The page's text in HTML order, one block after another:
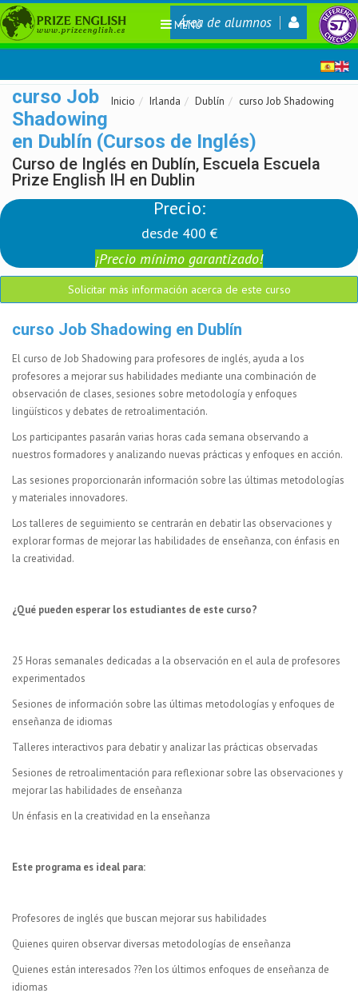
Área de alumnos
MENÚ
Inicio Irlanda Dublín curso Job Shadowing
curso Job
Shadowing
en Dublín (Cursos de Inglés)
Curso de Inglés en Dublín, Escuela Escuela
Prize English IH en Dublin
Precio:
desde 400 €
¡Precio mínimo garantizado!
Solicitar más información acerca de este curso
curso Job Shadowing en Dublín
El curso de Job Shadowing para profesores de inglés, ayuda a los
profesores a mejorar sus habilidades mediante una combinación de
observación de clases, sesiones sobre metodología y enfoques
lingüísticos y debates de retroalimentación.
Los participantes pasarán varias horas cada semana observando a
nuestros formadores y analizando nuevas prácticas y enfoques en acción.
Las sesiones proporcionarán información sobre las últimas metodologías
y materiales innovadores.
Los talleres de seguimiento se centrarán en debatir las observaciones y
explorar formas de mejorar las habilidades de enseñanza, con énfasis en
la creatividad.
¿Qué pueden esperar los estudiantes de este curso?
25 Horas semanales dedicadas a la observación en el aula de profesores
experimentados
Sesiones de información sobre las últimas metodologías y enfoques de
enseñanza de idiomas
Talleres interactivos para debatir y analizar las prácticas observadas
Sesiones de retroalimentación para reflexionar sobre las observaciones y
mejorar las habilidades de enseñanza
Un énfasis en la creatividad en la enseñanza
Este programa es ideal para:
Profesores de inglés que buscan mejorar sus habilidades
Quienes quiren observar diversas metodologías de enseñanza
Quienes están interesados ??en los últimos enfoques de enseñanza de
idiomas